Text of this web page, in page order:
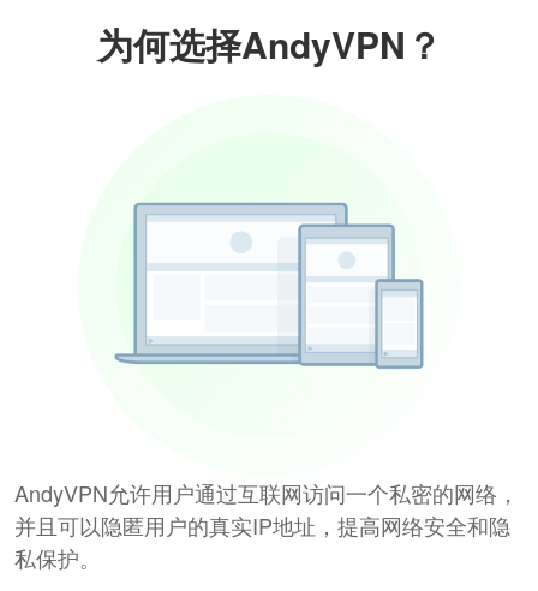
为何选择AndyVPN？
AndyVPN允许用户通过互联网访问一个私密的网络，
并且可以隐匿用户的真实IP地址，提高网络安全和隐
私保护。